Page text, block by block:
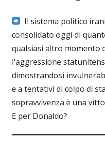
Il sistema politico
consolidato oggi di
qualsiasi altro momento
l'aggressione
dimostrandosi
e a tentativi di colpo di
sopravvivenza è una
E per Donaldo?